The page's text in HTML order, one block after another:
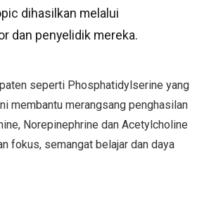
dihasilkan melalui
dan penyelidik mereka.
seperti Phosphatidylserine yang
membantu merangsang penghasilan
Norepinephrine dan Acetylcholine
fokus, semangat belajar dan daya
Huggies Labuh Tirai Jelajah